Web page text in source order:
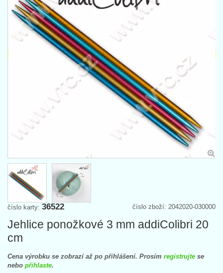
číslo zboží: 2042020-030000
číslo karty: 36522
Jehlice ponožkové 3 mm addiColibri 20
cm
Cena výrobku se zobrazí až po přihlášení. Prosím registrujte se
nebo přihlaste.